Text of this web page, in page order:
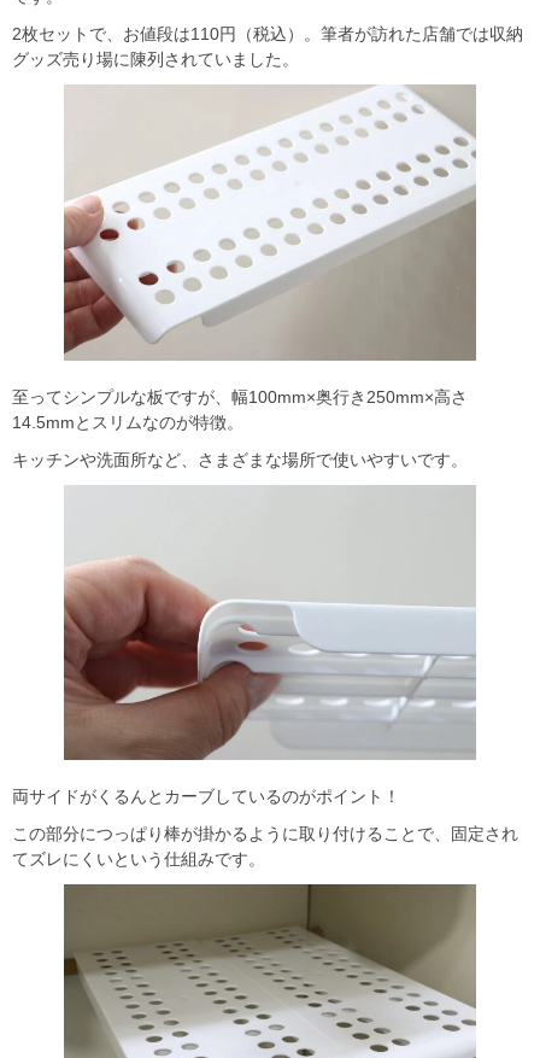
2枚セットで、お値段は110円（税込）。筆者が訪れた店舗では収納
グッズ売り場に陳列されていました。
至ってシンプルな板ですが、幅100mm×奥行き250mm×高さ
14.5mmとスリムなのが特徴。
キッチンや洗面所など、さまざまな場所で使いやすいです。
両サイドがくるんとカーブしているのがポイント！
この部分につっぱり棒が掛かるように取り付けることで、固定され
てズレにくいという仕組みです。